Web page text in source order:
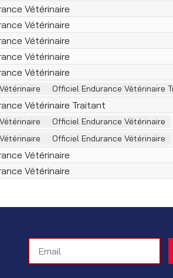
Vétérinaire
Vétérinaire
Vétérinaire
Vétérinaire
Vétérinaire
Officiel Endurance Vétérinaire
Vétérinaire Traitant
Officiel Endurance Vétérinaire
Officiel Endurance Vétérinaire
Vétérinaire
Vétérinaire